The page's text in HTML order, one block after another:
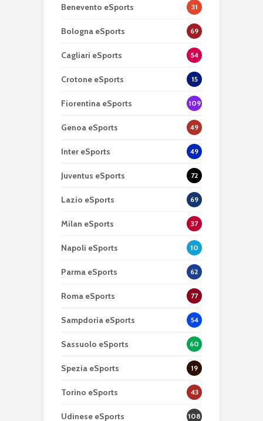
Benevento eSports 31
Bologna eSports 69
Cagliari eSports 54
Crotone eSports 15
Fiorentina eSports 109
Genoa eSports 49
Inter eSports 49
Juventus eSports 72
Lazio eSports 69
Milan eSports 37
Napoli eSports 10
Parma eSports 62
Roma eSports 77
Sampdoria eSports 54
Sassuolo eSports 60
Spezia eSports 19
Torino eSports 43
Udinese eSports 108